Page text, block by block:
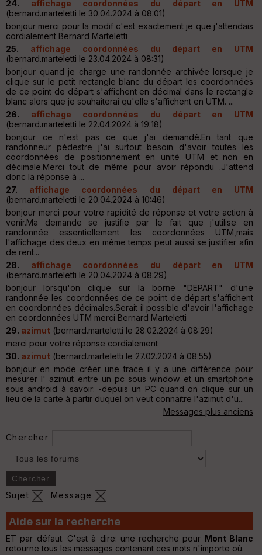
24. affichage coordonnées du départ en UTM
(bernard.marteletti le 30.04.2024 à 08:01)
bonjour merci pour la modif c'est exactement je que j'attendais
cordialement Bernard Marteletti
25. affichage coordonnées du départ en UTM
(bernard.marteletti le 23.04.2024 à 08:31)
bonjour quand je charge une randonnée archivée lorsque je
clique sur le petit rectangle blanc du départ les coordonnées
de ce point de départ s'affichent en décimal dans le rectangle
blanc alors que je souhaiterai qu'elle s'affichent en UTM. ...
26. affichage coordonnées du départ en UTM
(bernard.marteletti le 22.04.2024 à 19:18)
bonjour ce n'est pas ce que j'ai demandé.En tant que
randonneur pédestre j'ai surtout besoin d'avoir toutes les
coordonnées de positionnement en unité UTM et non en
décimale.Merci tout de même pour avoir répondu .J'attend
donc la réponse à ...
27. affichage coordonnées du départ en UTM
(bernard.marteletti le 20.04.2024 à 10:46)
bonjour merci pour votre rapidité de réponse et votre action à
venir.Ma demande se justifie par le fait que j'utilise en
randonnée essentiellement les coordonnées UTM,mais
l'affichage des deux en même temps peut aussi se justifier afin
de rent...
28. affichage coordonnées du départ en UTM
(bernard.marteletti le 20.04.2024 à 08:29)
bonjour lorsqu'on clique sur la borne "DEPART" d'une
randonnée les coordonnées de ce point de départ s'affichent
en coordonnées décimales.Serait il possible d'avoir l'affichage
en coordonnées UTM merci Bernard Marteletti
29. azimut (bernard.marteletti le 28.02.2024 à 08:29)
merci pour votre réponse cordialement
30. azimut (bernard.marteletti le 27.02.2024 à 08:55)
bonjour en mode créer une trace il y a une différence pour
mesurer l' azimut entre un pc sous window et un smartphone
sous android à savoir: -depuis un PC quand on clique sur un
lieu de la carte à partir duquel on veut connaitre l'azimut d'u...
Messages plus anciens
Chercher
Sujet Message
Aide sur la recherche
ET par défaut. C'est à dire: une recherche pour Mont Blanc
retourne tous les messages contenant ces mots n'importe où.